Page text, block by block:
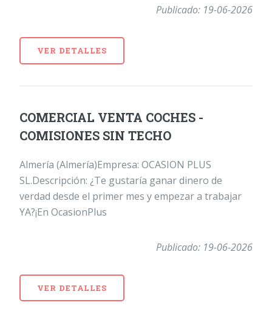
Publicado: 19-06-2026
VER DETALLES
COMERCIAL VENTA COCHES -
COMISIONES SIN TECHO
Almería (Almería)Empresa: OCASION PLUS
SL.Descripción: ¿Te gustaría ganar dinero de
verdad desde el primer mes y empezar a trabajar
YA?¡En OcasionPlus
Publicado: 19-06-2026
VER DETALLES